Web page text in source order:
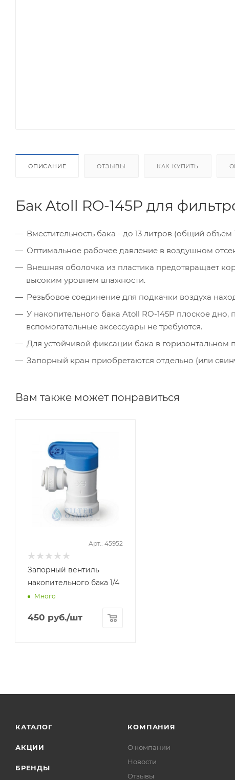
ОПИСАНИЕ ОТЗЫВЫ КАК КУПИТЬ
Бак Atoll RO-145P для
Вместительность бака - до 13 литров (общий объём
Оптимальное рабочее давление в воздушном
Внешняя оболочка из пластика предотвращает
высоким уровнем влажности.
Резьбовое соединение для подкачки воздуха
У накопительного бака Atoll RO-145P плоское
вспомогательные аксессуары не требуются.
Для устойчивой фиксации бака в горизонтальном
Запорный кран приобретаются отдельно (или
Вам также может понравиться
Арт.: 45952
Запорный вентиль
накопительного бака 1/4
Много
450 руб./шт
КАТАЛОГ
АКЦИИ
БРЕНДЫ
КОМПАНИЯ
О компании
Новости
Отзывы